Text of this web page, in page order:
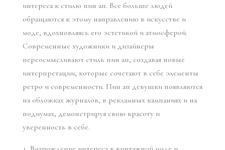
интереса к стилю пин ап. Все больше людей
обращаются к этому направлению в искусстве и
моде, вдохновляясь его эстетикой и атмосферой.
Современные художники и дизайнеры
переосмысливают стиль пин ап, создавая новые
интерпретации, которые сочетают в себе элементы
ретро и современности. Пин ап девушки появляются
на обложках журналов, в рекламных кампаниях и на
подиумах, демонстрируя свою красоту и
уверенность в себе.